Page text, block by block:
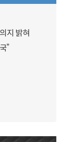
지 밝혀
”